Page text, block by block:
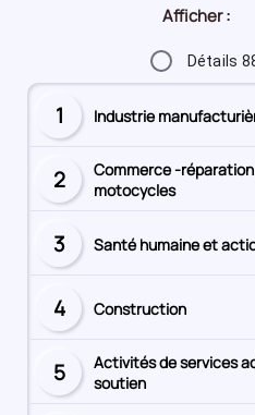
Afficher :
Détails
Secteur
numéro
1 Industrie
Secteur
numéro
2
Commerce -
motocycles
Secteur
numéro
3 Santé humaine et
Secteur
numéro
4 Construction
Secteur
numéro
5
Activités de services
soutien